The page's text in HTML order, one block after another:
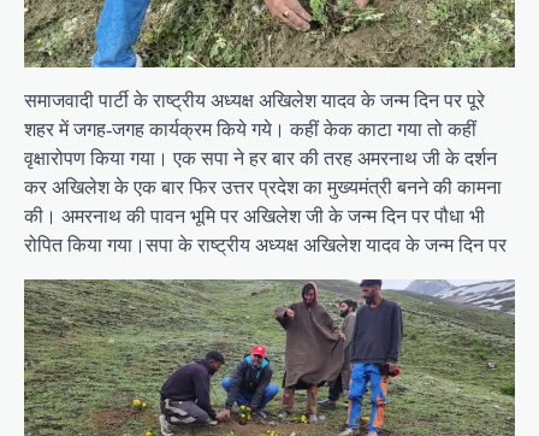
समाजवादी पार्टी के राष्ट्रीय अध्यक्ष अखिलेश यादव के जन्म दिन पर पूरे
शहर में जगह-जगह कार्यक्रम किये गये। कहीं केक काटा गया तो कहीं
वृक्षारोपण किया गया। एक सपा ने हर बार की तरह अमरनाथ जी के दर्शन
कर अखिलेश के एक बार फिर उत्तर प्रदेश का मुख्यमंत्री बनने की कामना
की। अमरनाथ की पावन भूमि पर अखिलेश जी के जन्म दिन पर पौधा भी
रोपित किया गया।सपा के राष्ट्रीय अध्यक्ष अखिलेश यादव के जन्म दिन पर